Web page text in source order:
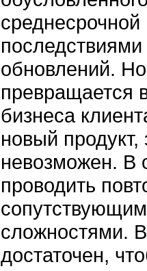
среднесрочной
последствиями
обновлений.
превращается
бизнеса
новый
невозможен. В
проводить
сложностями.
достаточен,